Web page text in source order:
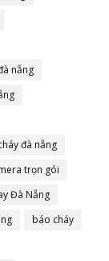
nẵng
đà nẵng
trọn gói
Đà Nẵng
báo cháy